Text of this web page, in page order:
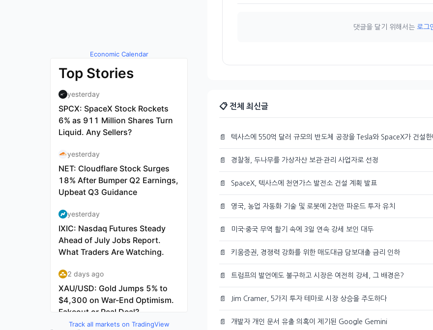
Economic Calendar
by TradingView
Track all markets on TradingView
댓글을 달기 위해서는 로그
📋 전체 최신글
📄 텍사스에 550억 달러 규모의 반도체 공장을 Tesla와 SpaceX가 건설한
📄 경찰청, 두나무를 가상자산 보관·관리 사업자로 선정
📄 SpaceX, 텍사스에 천연가스 발전소 건설 계획 발표
📄 영국, 농업 자동화 기술 및 로봇에 2천만 파운드 투자 유치
📄 미국·중국 무역 활기 속에 3일 연속 강세 보인 대두
📄 키움증권, 경쟁력 강화를 위한 매도대금 담보대출 금리 인하
📄 트럼프의 발언에도 불구하고 시장은 여전히 강세, 그 배경은?
📄 Jim Cramer, 5가지 투자 테마로 시장 상승을 주도하다
📄 개발자 개인 문서 유출 의혹이 제기된 Google Gemini